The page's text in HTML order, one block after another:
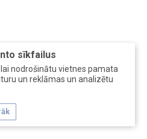
sīkfailus
nodrošinātu vietnes pamata
un reklāmas un analizētu